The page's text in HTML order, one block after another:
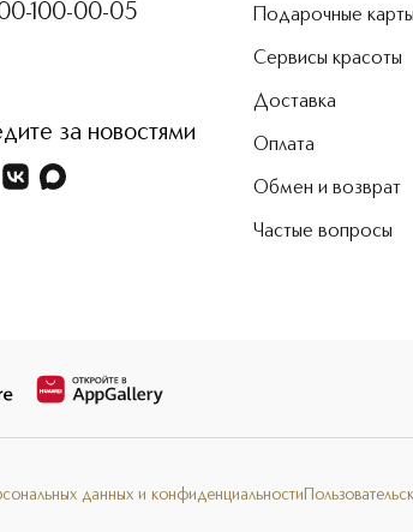
100-00-05
за новостями
Подарочные карты
Сервисы красоты
Доставка
Оплата
Обмен и возврат
Частые вопросы
данных и конфиденциальности